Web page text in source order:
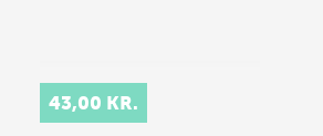
43,00 KR.